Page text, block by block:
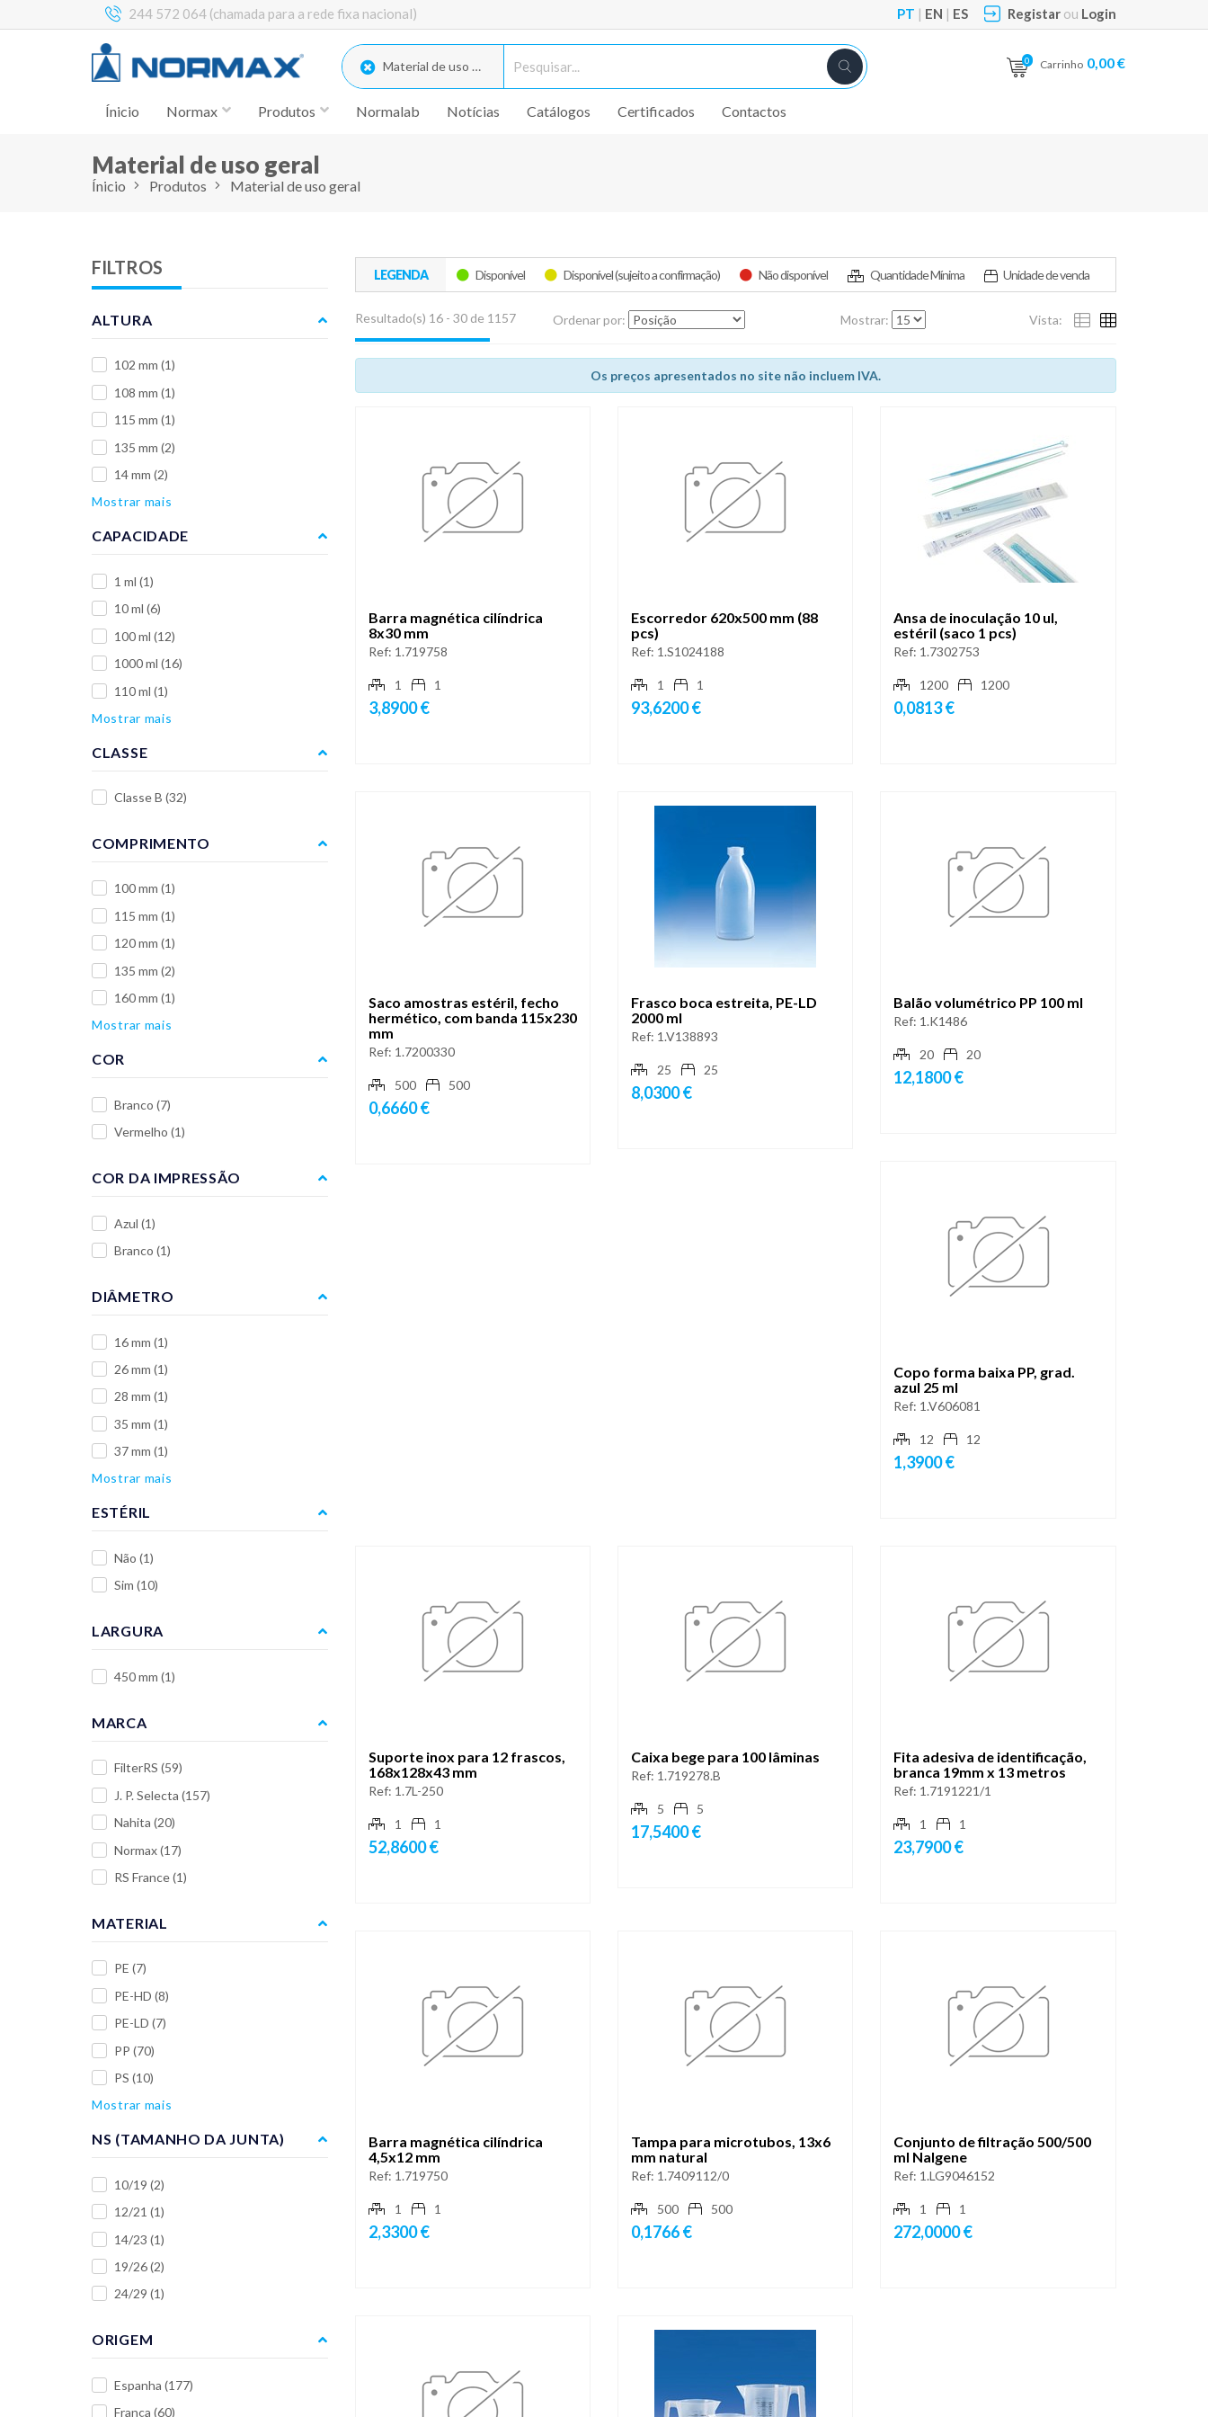
244 572 064 (chamada para a rede fixa nacional) PT | EN | ES Registar ou Login
0 Carrinho 0,00 €
Material de uso geral
Ínicio Normax Produtos Normalab Notícias Catálogos Certificados Contactos
Material de uso geral
Ínicio Produtos Material de uso geral
LEGENDA Disponível Disponível (sujeito a confirmação) Não disponível Quantidade Mínima Unidade de venda
Resultado(s) 16 - 30 de 1157 Ordenar por: Mostrar: Vista:
Os preços apresentados no site não incluem IVA.
Barra magnética cilíndrica
8x30 mm
Ref: 1.719758
1 1
3,8900 €
Escorredor 620x500 mm (88
pcs)
Ref: 1.S1024188
1 1
93,6200 €
Ansa de inoculação 10 ul,
estéril (saco 1 pcs)
Ref: 1.7302753
1200 1200
0,0813 €
Saco amostras estéril, fecho
hermético, com banda 115x230
mm
Ref: 1.7200330
500 500
0,6660 €
Frasco boca estreita, PE-LD
2000 ml
Ref: 1.V138893
25 25
8,0300 €
Balão volumétrico PP 100 ml
Ref: 1.K1486
20 20
12,1800 €
Copo forma baixa PP, grad.
azul 25 ml
Ref: 1.V606081
12 12
1,3900 €
Suporte inox para 12 frascos,
168x128x43 mm
Ref: 1.7L-250
1 1
52,8600 €
Caixa bege para 100 lâminas
Ref: 1.719278.B
5 5
17,5400 €
Fita adesiva de identificação,
branca 19mm x 13 metros
Ref: 1.7191221/1
1 1
23,7900 €
Barra magnética cilíndrica
4,5x12 mm
Ref: 1.719750
1 1
2,3300 €
Tampa para microtubos, 13x6
mm natural
Ref: 1.7409112/0
500 500
0,1766 €
Conjunto de filtração 500/500
ml Nalgene
Ref: 1.LG9046152
1 1
272,0000 €
FILTROS
ALTURA
102 mm (1)
108 mm (1)
115 mm (1)
135 mm (2)
14 mm (2)
Mostrar mais
CAPACIDADE
1 ml (1)
10 ml (6)
100 ml (12)
1000 ml (16)
110 ml (1)
Mostrar mais
CLASSE
Classe B (32)
COMPRIMENTO
100 mm (1)
115 mm (1)
120 mm (1)
135 mm (2)
160 mm (1)
Mostrar mais
COR
Branco (7)
Vermelho (1)
COR DA IMPRESSÃO
Azul (1)
Branco (1)
DIÂMETRO
16 mm (1)
26 mm (1)
28 mm (1)
35 mm (1)
37 mm (1)
Mostrar mais
ESTÉRIL
Não (1)
Sim (10)
LARGURA
450 mm (1)
MARCA
FilterRS (59)
J. P. Selecta (157)
Nahita (20)
Normax(17)
RS France(1)
MATERIAL
PE (7)
PE-HD (8)
PE-LD (7)
PP (70)
PS (10)
Mostrar mais
NS (TAMANHO DA JUNTA)
10/19 (2)
12/21 (1)
14/23 (1)
19/26(2)
24/29 (1)
ORIGEM
Espanha (177)
França (60)